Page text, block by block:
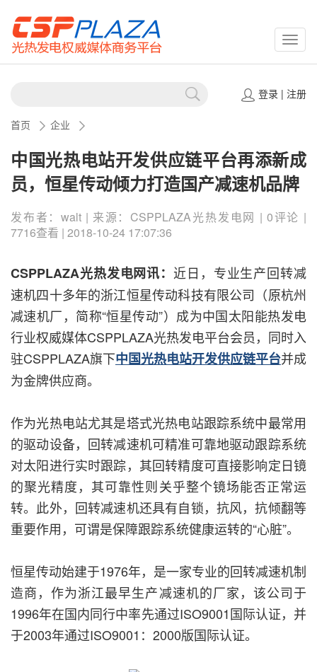
登录| 注册
首页 企业
中国光热电站开发供应链平台再添新成
员，恒星传动倾力打造国产减速机品牌
发布者：walt | 来源：CSPPLAZA光热发电网 | 0评论 |
7716查看 | 2018-10-24 17:07:36
CSPPLAZA光热发电网讯：近日，专业生产回转减
速机四十多年的浙江恒星传动科技有限公司（原杭州
减速机厂，简称“恒星传动”）成为中国太阳能热发电
行业权威媒体CSPPLAZA光热发电平台会员，同时入
驻CSPPLAZA旗下中国光热电站开发供应链平台并成
为金牌供应商。
作为光热电站尤其是塔式光热电站跟踪系统中最常用
的驱动设备，回转减速机可精准可靠地驱动跟踪系统
对太阳进行实时跟踪，其回转精度可直接影响定日镜
的聚光精度，其可靠性则关乎整个镜场能否正常运
转。此外，回转减速机还具有自锁，抗风，抗倾翻等
重要作用，可谓是保障跟踪系统健康运转的“心脏”。
恒星传动始建于1976年，是一家专业的回转减速机制
造商，作为浙江最早生产减速机的厂家，该公司于
1996年在国内同行中率先通过ISO9001国际认证，并
于2003年通过ISO9001：2000版国际认证。